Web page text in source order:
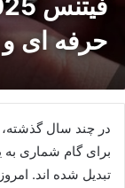
حرفه ای و
در چند سال گذشته،
برای گام شماری
تبدیل شده اند.